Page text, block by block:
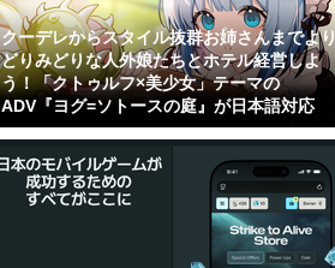
クーデレからスタイル抜群お姉さんまでより
どりみどりな人外娘たちとホテル経営しよ
う！「クトゥルフ×美少女」テーマの
ADV『ヨグ=ソトースの庭』が日本語対応